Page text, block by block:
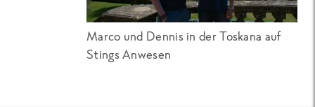
Marco und Dennis in der Toskana auf
Stings Anwesen